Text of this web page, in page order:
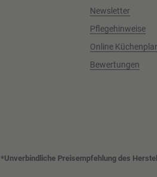
Newsletter
Pflegehinweise
Online
Bewertungen
*Unverbindliche Preisempfehlung des